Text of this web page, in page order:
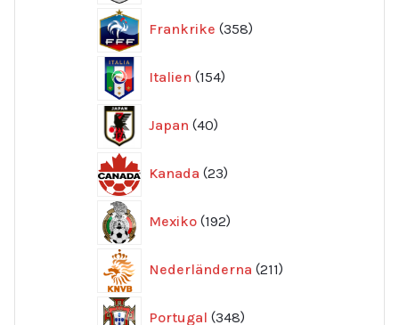
Frankrike 358
produkter
Italien 154
produkter
Japan 40
produkter
Kanada 23
produkter
Mexiko 192
produkter
Nederländerna 211
produkter
Portugal 348